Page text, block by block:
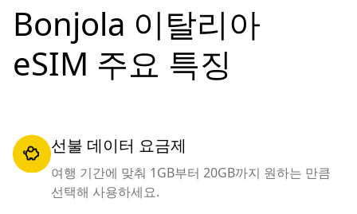
Bonjola 이탈리아
eSIM 주요 특징
선불 데이터 요금제
여행 기간에 맞춰 1GB부터 20GB까지 원하는 만큼
선택해 사용하세요.